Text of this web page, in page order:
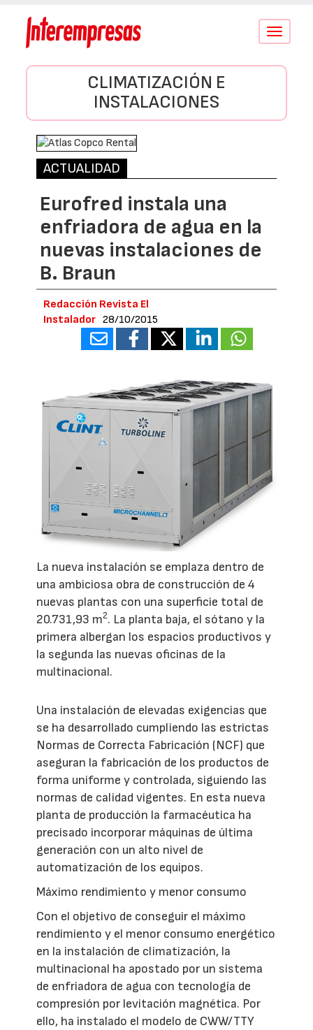
Conmutar
CLIMATIZACIÓN E
INSTALACIONES
ACTUALIDAD
Eurofred instala una
enfriadora de agua en la
nuevas instalaciones de
B. Braun
Redacción Revista El
Instalador 28/10/2015
La nueva instalación se emplaza dentro de
una ambiciosa obra de construcción de 4
nuevas plantas con una superficie total de
20.731,93 m2. La planta baja, el sótano y la
primera albergan los espacios productivos y
la segunda las nuevas oficinas de la
multinacional.
Una instalación de elevadas exigencias que
se ha desarrollado cumpliendo las estrictas
Normas de Correcta Fabricación (NCF) que
aseguran la fabricación de los productos de
forma uniforme y controlada, siguiendo las
normas de calidad vigentes. En esta nueva
planta de producción la farmacéutica ha
precisado incorporar máquinas de última
generación con un alto nivel de
automatización de los equipos.
Máximo rendimiento y menor consumo
Con el objetivo de conseguir el máximo
rendimiento y el menor consumo energético
en la instalación de climatización, la
multinacional ha apostado por un sistema
de enfriadora de agua con tecnología de
compresión por levitación magnética. Por
ello, ha instalado el modelo de CWW/TTY